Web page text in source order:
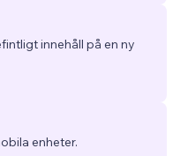
innehåll på en ny
enheter.